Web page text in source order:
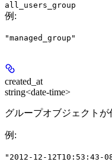
all_users_group
例 :
"managed_group"
created_at
string<date-time>
グループオブジェクトが
例 :
"2012-12-12T10:53:43-